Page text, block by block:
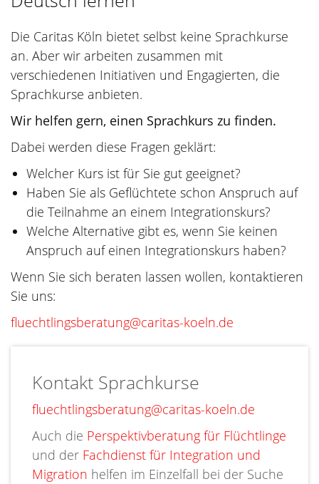
Die Caritas Köln bietet selbst keine Sprachkurse
an. Aber wir arbeiten zusammen mit
verschiedenen Initiativen und Engagierten, die
Sprachkurse anbieten.
Wir helfen gern, einen Sprachkurs zu finden.
Dabei werden diese Fragen geklärt:
Welcher Kurs ist für Sie gut geeignet?
Haben Sie als Geflüchtete schon Anspruch auf
die Teilnahme an einem Integrationskurs?
Welche Alternative gibt es, wenn Sie keinen
Anspruch auf einen Integrationskurs haben?
Wenn Sie sich beraten lassen wollen, kontaktieren
Sie uns:
fluechtlingsberatung@caritas-koeln.de
Kontakt Sprachkurse
fluechtlingsberatung@caritas-koeln.de
Auch die Perspektivberatung für Flüchtlinge
und der Fachdienst für Integration und
Migration helfen im Einzelfall bei der Suche